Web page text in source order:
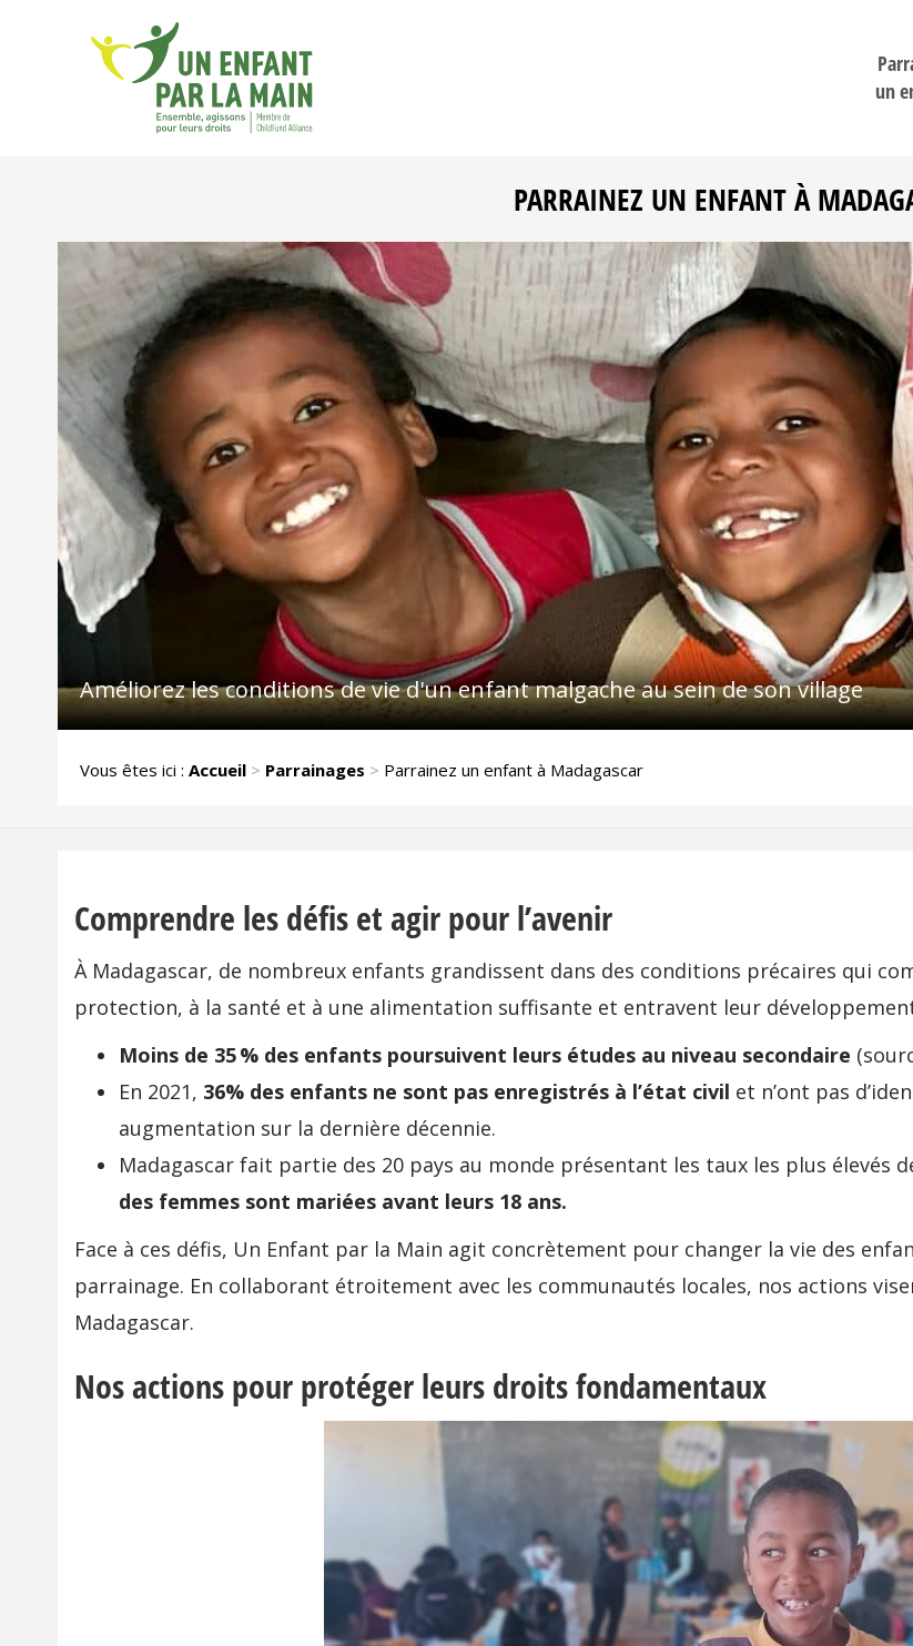
un
PARRAINEZ UN ENFANT À
Améliorez les conditions de vie d'un enfant malgache au sein de son village
Vous êtes ici :Accueil > Parrainages > Parrainez un enfant à Madagascar
Comprendre les défis et agir pour l’avenir
À Madagascar, de nombreux enfants grandissent dans des conditions précaires qui
protection, à la santé et à une alimentation suffisante et entravent leur
Moins de 35 % des enfants poursuivent leurs études au niveau secondaire
En 2021, 36% des enfants ne sont pas enregistrés à l’état civil et n’ont pas
augmentation sur la dernière décennie.
Madagascar fait partie des 20 pays au monde présentant les taux les plus élevés
des femmes sont mariées avant leurs 18 ans.
Face à ces défis, Un Enfant par la Main agit concrètement pour changer la vie des
parrainage. En collaborant étroitement avec les communautés locales, nos actions
Madagascar.
Nos actions pour protéger leurs droits fondamentaux